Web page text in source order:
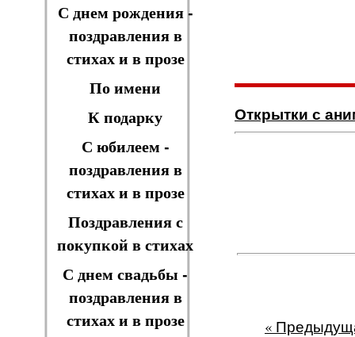
С днем рождения -
поздравления в
стихах и в прозе
По имени
К подарку
С юбилеем -
поздравления в
стихах и в прозе
Поздравления с
покупкой в стихах
С днем свадьбы -
поздравления в
стихах и в прозе
Открытки с
«